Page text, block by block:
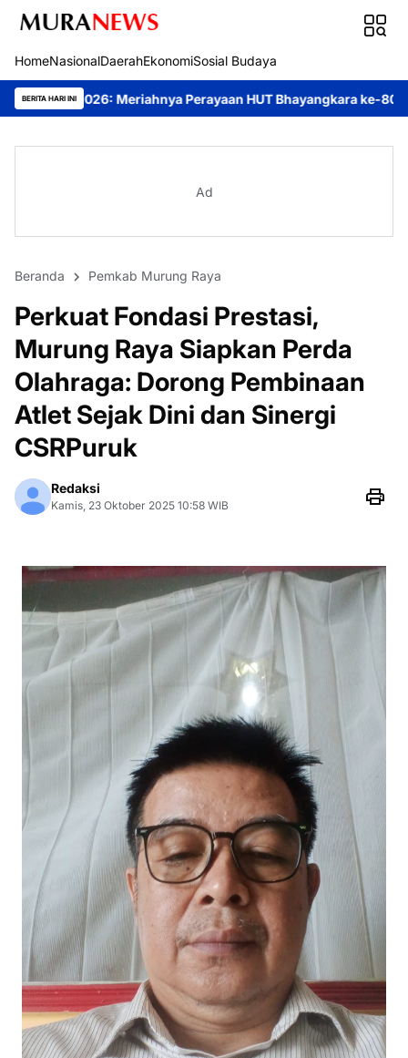
HomeNasionalDaerahEkonomiSosial Budaya
BERITA HARI INI
Perayaan HUT Bhayangkara ke-80 di Palangka Raya
Ad
Beranda Pemkab Murung Raya
Perkuat Fondasi Prestasi,
Murung Raya Siapkan Perda
Olahraga: Dorong Pembinaan
Atlet Sejak Dini dan Sinergi
CSRPuruk
Redaksi
Kamis, 23 Oktober 2025 10:58 WIB